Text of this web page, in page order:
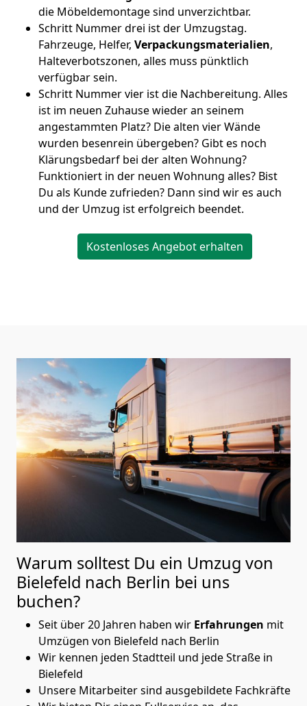
die Möbeldemontage sind unverzichtbar.
Schritt Nummer drei ist der Umzugstag.
Fahrzeuge, Helfer, Verpackungsmaterialien,
Halteverbotszonen, alles muss pünktlich
verfügbar sein.
Schritt Nummer vier ist die Nachbereitung. Alles
ist im neuen Zuhause wieder an seinem
angestammten Platz? Die alten vier Wände
wurden besenrein übergeben? Gibt es noch
Klärungsbedarf bei der alten Wohnung?
Funktioniert in der neuen Wohnung alles? Bist
Du als Kunde zufrieden? Dann sind wir es auch
und der Umzug ist erfolgreich beendet.
Kostenloses Angebot erhalten
Warum solltest Du ein Umzug von
Bielefeld nach Berlin bei uns
buchen?
Seit über 20 Jahren haben wir Erfahrungen mit
Umzügen von Bielefeld nach Berlin
Wir kennen jeden Stadtteil und jede Straße in
Bielefeld
Unsere Mitarbeiter sind ausgebildete Fachkräfte